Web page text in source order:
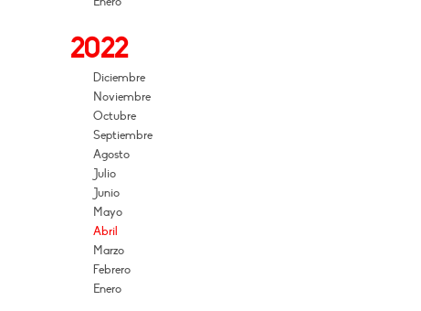
2022
Diciembre
Noviembre
Octubre
Septiembre
Agosto
Julio
Junio
Mayo
Abril
Marzo
Febrero
Enero